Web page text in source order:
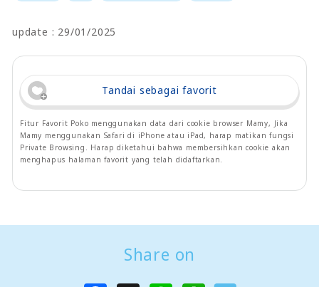
update : 29/01/2025
Tandai sebagai favorit
Fitur Favorit Poko menggunakan data dari cookie browser Mamy, Jika
Mamy menggunakan Safari di iPhone atau iPad, harap matikan fungsi
Private Browsing. Harap diketahui bahwa membersihkan cookie akan
menghapus halaman favorit yang telah didaftarkan.
Share on